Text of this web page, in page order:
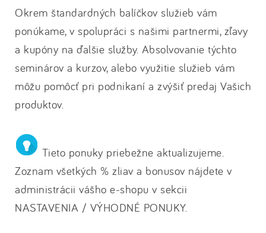
Okrem štandardných balíčkov služieb vám
ponúkame, v spolupráci s našimi partnermi, zľavy
a kupóny na ďalšie služby. Absolvovanie týchto
seminárov a kurzov, alebo využitie služieb vám
môžu pomôcť pri podnikaní a zvýšiť predaj Vašich
produktov.
Tieto ponuky priebežne aktualizujeme.
Zoznam všetkých % zliav a bonusov nájdete v
administrácii vášho e-shopu v sekcii
NASTAVENIA / VÝHODNÉ PONUKY.